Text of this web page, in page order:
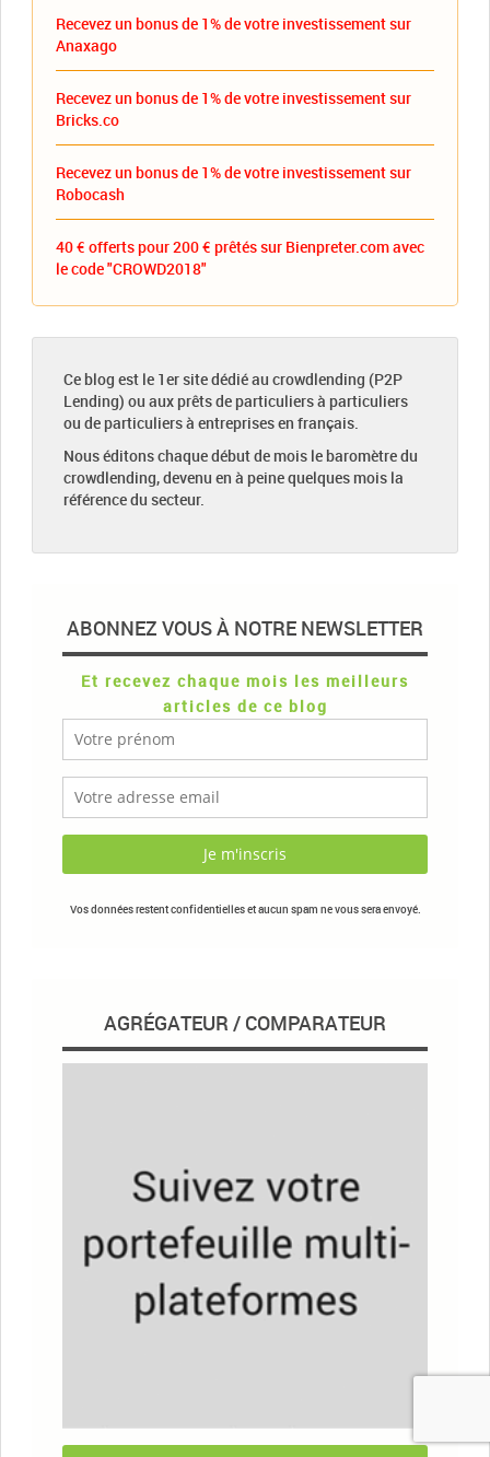
Recevez un bonus de 1% de votre investissement sur
Anaxago
Recevez un bonus de 1% de votre investissement sur
Bricks.co
Recevez un bonus de 1% de votre investissement sur
Robocash
40 € offerts pour 200 € prêtés sur Bienpreter.com avec
le code "CROWD2018"
Ce blog est le 1er site dédié au crowdlending (P2P
Lending) ou aux prêts de particuliers à particuliers
ou de particuliers à entreprises en français.
Nous éditons chaque début de mois le baromètre du
crowdlending, devenu en à peine quelques mois la
référence du secteur.
ABONNEZ VOUS À NOTRE NEWSLETTER
Et recevez chaque mois les meilleurs
articles de ce blog
Vos données restent confidentielles et aucun spam ne vous sera envoyé.
AGRÉGATEUR / COMPARATEUR